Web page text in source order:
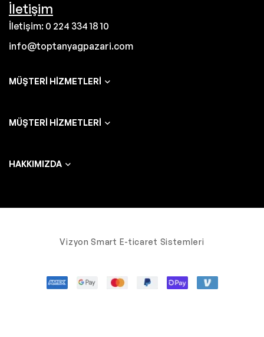
İletişim
İletişim: 0 224 334 18 10
info@toptanyagpazari.com
MÜŞTERI HIZMETLERI
MÜŞTERI HIZMETLERI
HAKKIMIZDA
Vizyon Smart E-ticaret Sistemleri